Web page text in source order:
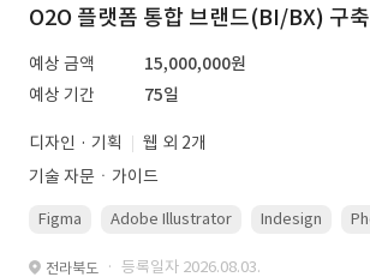
O2O 플랫폼 통합 브랜드(BI/BX) 구축
예상 금액
15,000,000원
예상 기간
75일
디자인 · 기획
웹 외 2개
기술 자문ㆍ가이드
Figma Adobe Illustrator Indesign
전라북도 · 등록일자 2026.08.03.